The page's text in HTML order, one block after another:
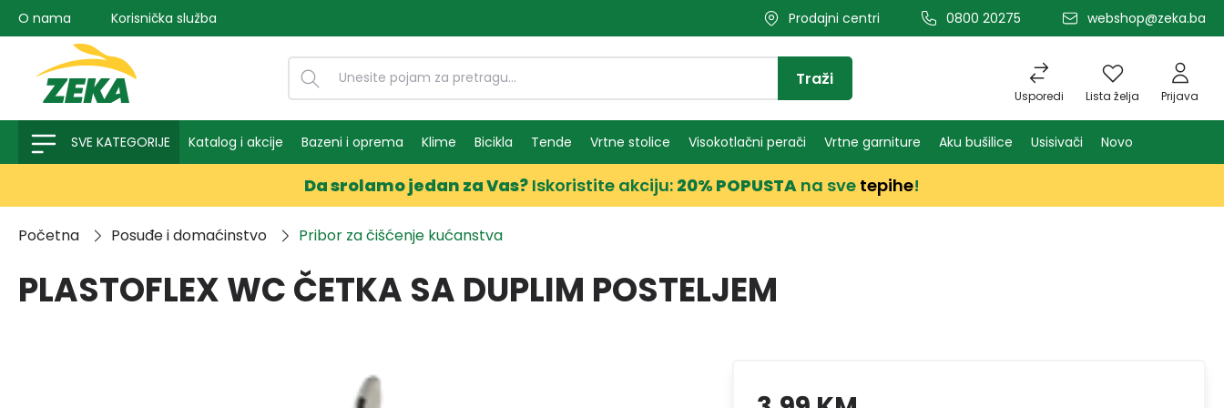
pretragu Preskoči na glavnu navigaciju
O nama Korisnička služba Prodajni centri 0800 20275 webshop@zeka.ba
Usporedi Lista želja Prijava
Traži
SVE KATEGORIJE Katalog i akcije Bazeni i oprema Klime Bicikla Tende Vrtne stolice Visokotlačni perači Vrtne garniture Aku bušilice Usisivači Novo
Da srolamo jedan za Vas? Iskoristite akciju: 20% POPUSTA na sve tepihe!
Početna Posuđe i domaćinstvo Pribor za čišćenje kućanstva
PLASTOFLEX WC ČETKA SA DUPLIM POSTELJEM